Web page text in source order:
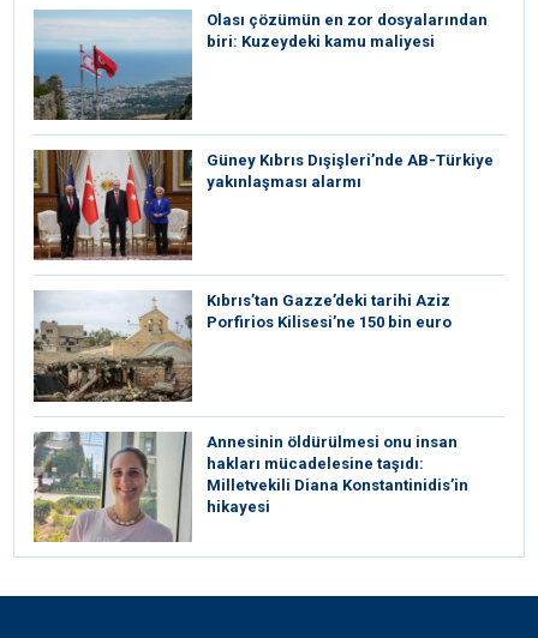
Olası çözümün en zor dosyalarından
biri: Kuzeydeki kamu maliyesi
Güney Kıbrıs Dışişleri’nde AB-Türkiye
yakınlaşması alarmı
Kıbrıs’tan Gazze’deki tarihi Aziz
Porfirios Kilisesi’ne 150 bin euro
Annesinin öldürülmesi onu insan
hakları mücadelesine taşıdı:
Milletvekili Diana Konstantinidis’in
hikayesi